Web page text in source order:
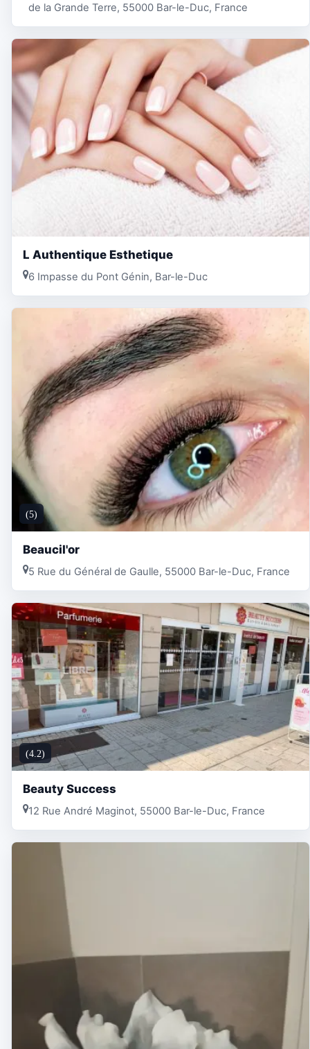
de la Grande Terre, 55000 Bar-le-Duc, France
L Authentique Esthetique
6 Impasse du Pont Génin, Bar-le-Duc
(5)
Beaucil'or
5 Rue du Général de Gaulle, 55000 Bar-le-Duc, France
(4.2)
Beauty Success
12 Rue André Maginot, 55000 Bar-le-Duc, France